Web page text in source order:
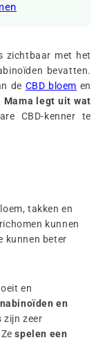
zichtbaar met het
bevatten.
de CBD bloem en
Mama legt uit wat
CBD-kenner te
takken en
kunnen
kunnen beter
en
en
zijn zeer
spelen een